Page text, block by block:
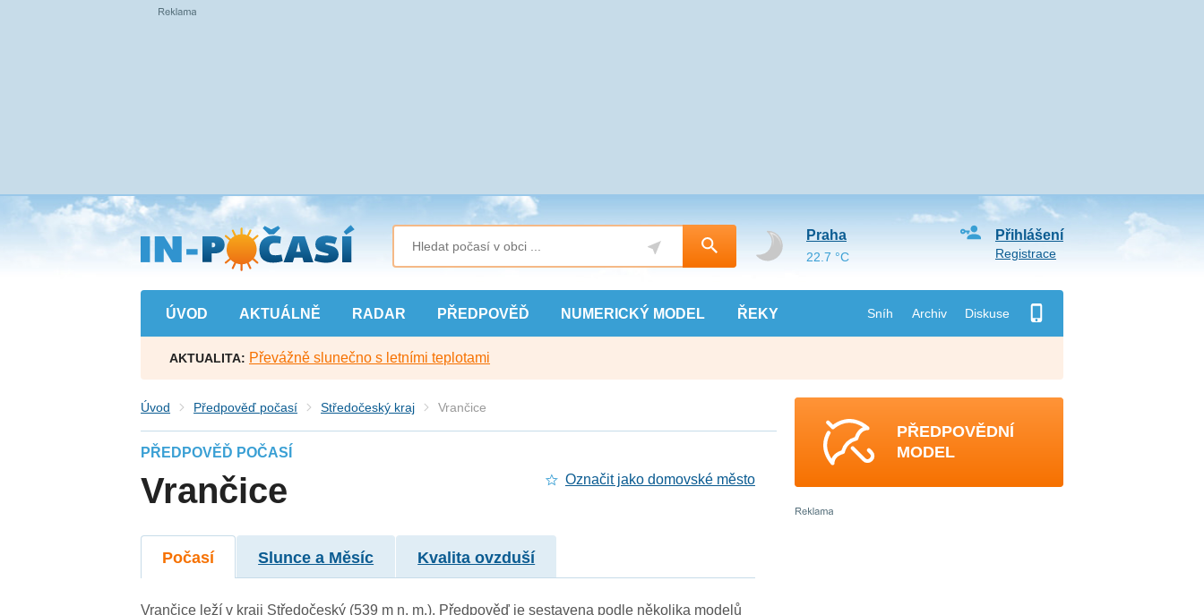
Přejít
na
hlavní
obsah
ÚVOD AKTUÁLNĚ RADAR PŘEDPOVĚĎ NUMERICKÝ MODEL ŘEKY Sníh Archiv Diskuse
Přihlášení
Registrace
Praha
22.7 °C
AKTUALITA: Převážně slunečno s letními teplotami
Úvod Předpověď počasí Středočeský kraj Vrančice
PŘEDPOVĚĎ POČASÍ
Vrančice Označit jako domovské město
Počasí Slunce a Měsíc Kvalita ovzduší
Vrančice leží v kraji Středočeský (539 m n. m.). Předpověď je sestavena podle několika modelů
PŘEDPOVĚDNÍ
MODEL